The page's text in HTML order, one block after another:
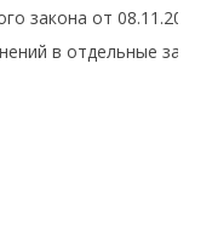
закона от
в отдельные